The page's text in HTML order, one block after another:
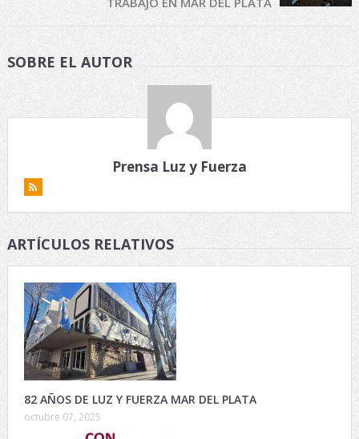
SOBRE EL AUTOR
Prensa Luz y Fuerza
ARTÍCULOS RELATIVOS
82 AÑOS DE LUZ Y FUERZA MAR DEL PLATA
octubre 07, 2025